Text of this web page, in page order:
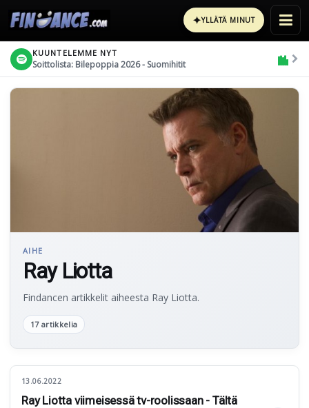
✦YLLÄTÄ MINUT
KUUNTELEMME NYT
Soittolista: Bilepoppia 2026 - Suomihitit
AIHE
Ray Liotta
Findancen artikkelit aiheesta Ray Liotta.
17 artikkelia
13.06.2022
Ray Liotta viimeisessä tv-roolissaan - Tältä